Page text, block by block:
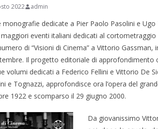
2022 admin
monografie dedicate a Pier Paolo Pasolini e
eventi italiani dedicati al
di “Visioni di Cinema” a Vittorio
Il progetto editoriale di
volumi dedicati a Federico Fellini e Vittorio De
e Tognazzi, approfondisce ora l’opera del
1922 e scomparso il 29 giugno 2000.
Da giovanissimo